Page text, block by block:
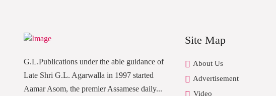
G.L.Publications under the able guidance of
Late Shri G.L. Agarwalla in 1997 started
Aamar Asom, the premier Assamese daily...
Site Map
About Us
Advertisement
Video